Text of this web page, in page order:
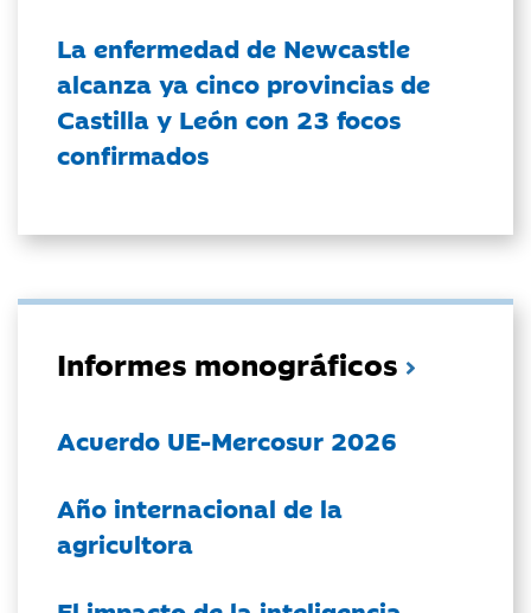
La enfermedad de Newcastle
alcanza ya cinco provincias de
Castilla y León con 23 focos
confirmados
Informes monográficos
Acuerdo UE-Mercosur 2026
Año internacional de la
agricultora